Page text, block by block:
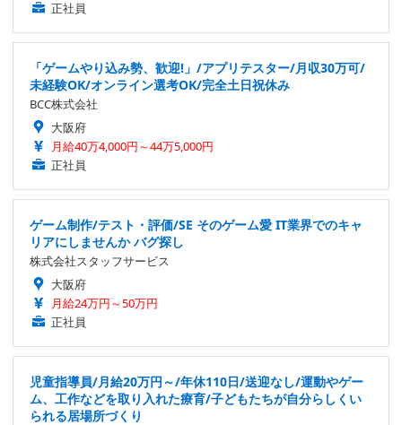
正社員
「ゲームやり込み勢、歓迎!」/アプリテスター/月収30万可/
未経験OK/オンライン選考OK/完全土日祝休み
BCC株式会社
大阪府
月給40万4,000円～44万5,000円
正社員
ゲーム制作/テスト・評価/SE そのゲーム愛 IT業界でのキャ
リアにしませんか バグ探し
株式会社スタッフサービス
大阪府
月給24万円～50万円
正社員
児童指導員/月給20万円～/年休110日/送迎なし/運動やゲー
ム、工作などを取り入れた療育/子どもたちが自分らしくい
られる居場所づくり